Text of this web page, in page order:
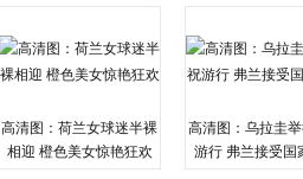
高清图：荷兰女球迷半裸
相迎 橙色美女惊艳狂欢
高清图：乌拉圭
游行 弗兰接受国